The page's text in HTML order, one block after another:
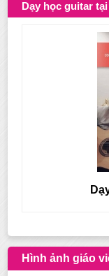
Dạy học guitar
Hình ảnh giáo